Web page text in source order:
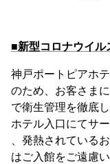
■新型コロナウイル
神戸ポートピアホ
のため、お客さま
で衛生管理を徹底
ホテル入口にてサ
、発熱されている
はご入館をご遠慮